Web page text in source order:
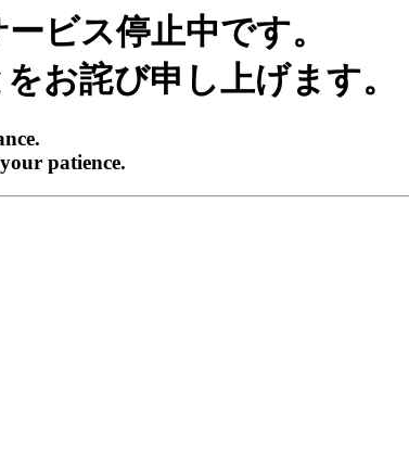
ビス停止中です。
お詫び申し上げます。
patience.